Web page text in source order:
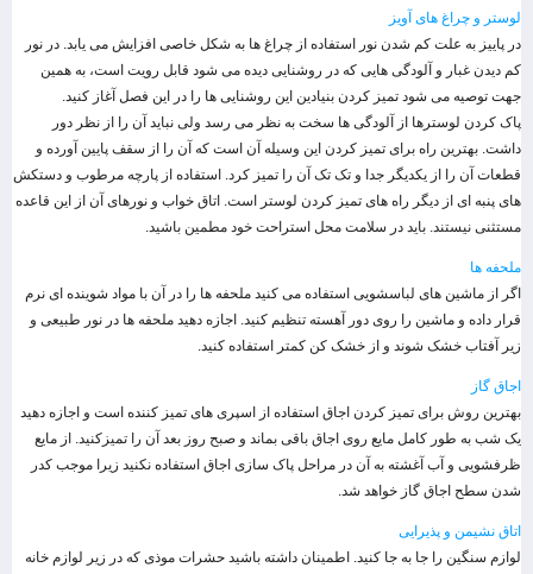
لوستر و چراغ های آویز
در پاییز به علت کم شدن نور استفاده از چراغ ها به شکل خاصی افزایش می یابد. در نور
کم دیدن غبار و آلودگی هایی که در روشنایی دیده می شود قابل رویت است، به همین
جهت توصیه می شود تمیز کردن بنیادین این روشنایی ها را در این فصل آغاز کنید.
پاک کردن لوسترها از آلودگی ها سخت به نظر می رسد ولی نباید آن را از نظر دور
داشت. بهترین راه برای تمیز کردن این وسیله آن است که آن را از سقف پایین آورده و
قطعات آن را از یکدیگر جدا و تک تک آن را تمیز کرد. استفاده از پارچه مرطوب و دستکش
های پنبه ای از دیگر راه های تمیز کردن لوستر است. اتاق خواب و نورهای آن از این قاعده
مستثنی نیستند. باید در سلامت محل استراحت خود مطمین باشید.
ملحفه ها
اگر از ماشین های لباسشویی استفاده می کنید ملحفه ها را در آن با مواد شوینده ای نرم
قرار داده و ماشین را روی دور آهسته تنظیم کنید. اجازه دهید ملحفه ها در نور طبیعی و
زیر آفتاب خشک شوند و از خشک کن کمتر استفاده کنید.
اجاق گاز
بهترین روش برای تمیز کردن اجاق استفاده از اسپری های تمیز کننده است و اجازه دهید
یک شب به طور کامل مایع روی اجاق باقی بماند و صبح روز بعد آن را تمیزکنید. از مایع
ظرفشویی و آب آغشته به آن در مراحل پاک سازی اجاق استفاده نکنید زیرا موجب کدر
شدن سطح اجاق گاز خواهد شد.
اتاق نشیمن و پذیرایی
لوازم سنگین را جا به جا کنید. اطمینان داشته باشید حشرات موذی که در زیر لوازم خانه